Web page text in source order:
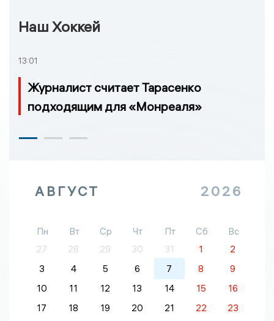
Наш Хоккей
13:01
Журналист считает Тарасенко
подходящим для «Монреаля»
АВГУСТ 2026
Пн Вт Ср Чт Пт Сб
Вс
27
28 29 30 31 1
2
3
4 5 6 7 8
9
10
11 12 13 14 15
16
17
18 19 20 21 22
23